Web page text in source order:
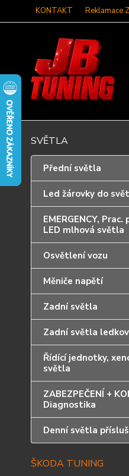
KONTAKT Reklamace
SVĚTLA
Přední světla
Led žárovky do
EMERGENCY,
LED mlhová světla
Osvětlení vozu
Měniče napětí
Zadní světla
Zadní světla
Řídící jednotky,
světla
ZABEZPEČENÍ +
Diagnostika
Denní světla
ŠKODA TUNING